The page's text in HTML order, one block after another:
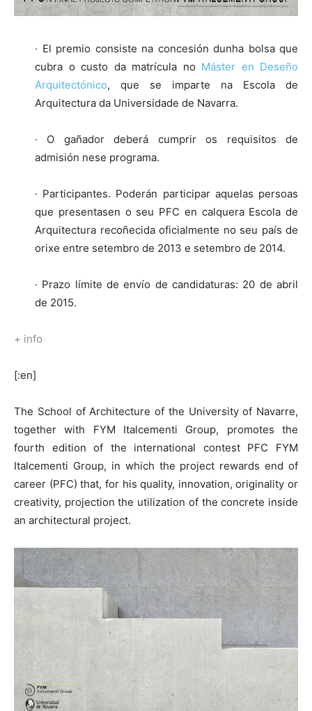
· El premio consiste na concesión dunha bolsa que
cubra o custo da matrícula no Máster en Deseño
Arquitectónico, que se imparte na Escola de
Arquitectura da Universidade de Navarra.
· O gañador deberá cumprir os requisitos de
admisión nese programa.
· Participantes. Poderán participar aquelas persoas
que presentasen o seu PFC en calquera Escola de
Arquitectura recoñecida oficialmente no seu país de
orixe entre setembro de 2013 e setembro de 2014.
· Prazo límite de envío de candidaturas: 20 de abril
de 2015.
+ info
[:en]
The School of Architecture of the University of Navarre,
together with FYM Italcementi Group, promotes the
fourth edition of the international contest PFC FYM
Italcementi Group, in which the project rewards end of
career (PFC) that, for his quality, innovation, originality or
creativity, projection the utilization of the concrete inside
an architectural project.